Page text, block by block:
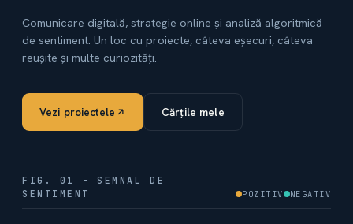
Comunicare digitală, strategie online și analiză algoritmică
de sentiment. Un loc cu proiecte, câteva eșecuri, câteva
reușite și multe curiozități.
Vezi proiectele Cărțile mele
FIG. 01 - SEMNAL DE
SENTIMENT
POZITIV NEGATIV